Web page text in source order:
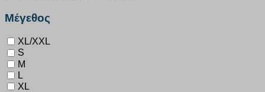
Μέγεθος
XL/XXL
S
M
L
XL